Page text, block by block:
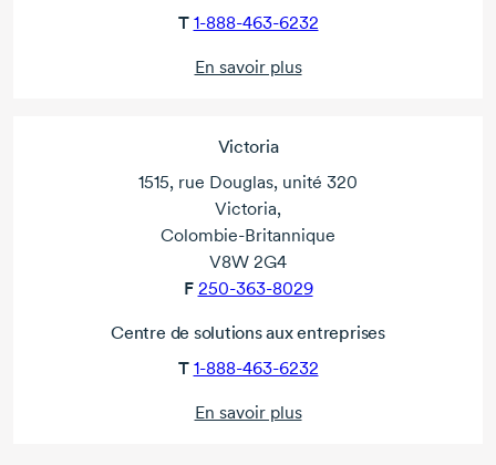
T 1-888-463-6232
En savoir plus
Victoria
1515, rue Douglas, unité 320
Victoria,
Colombie-Britannique
V8W 2G4
F 250-363-8029
Centre de solutions aux entreprises
T 1-888-463-6232
En savoir plus